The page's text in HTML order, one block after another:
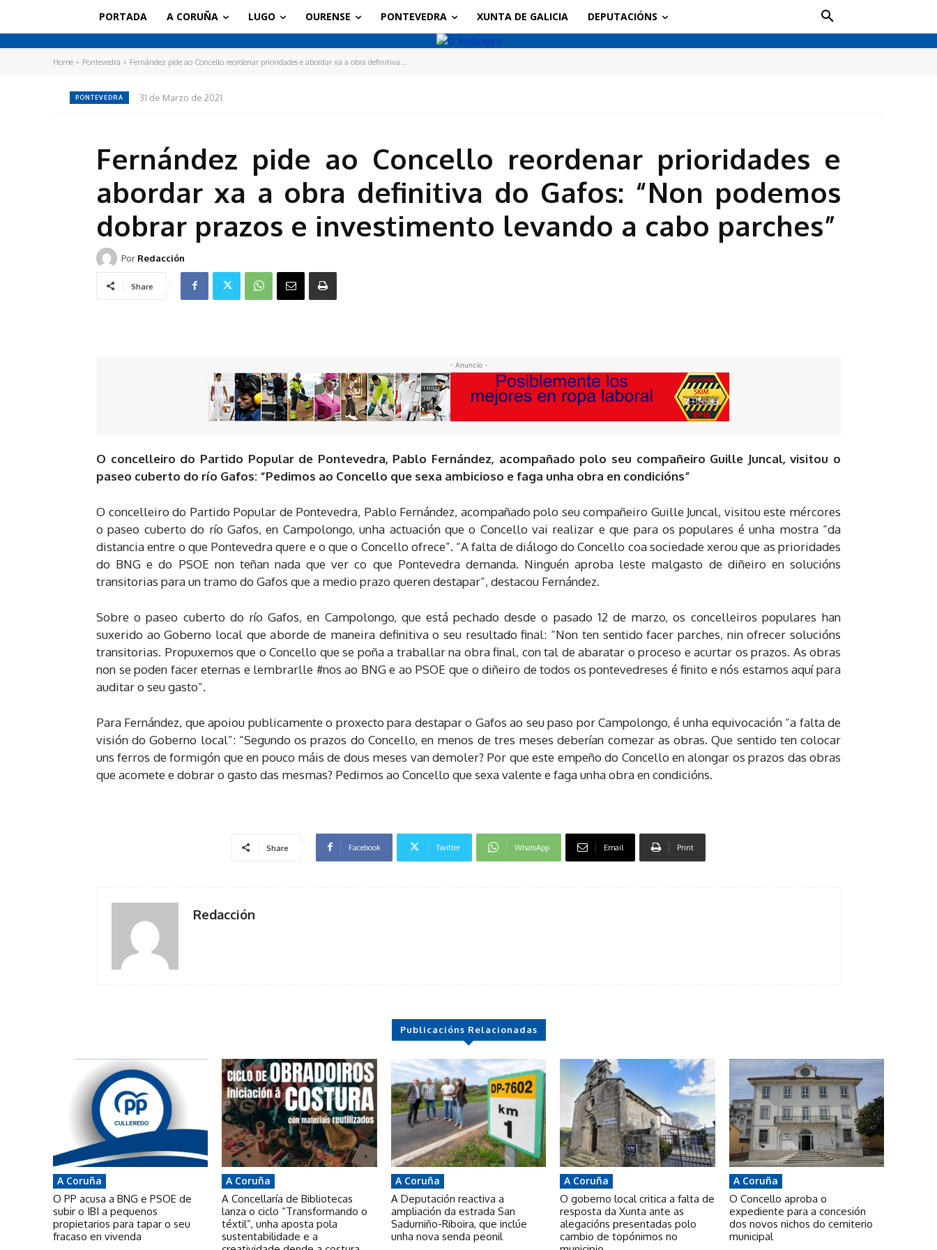
PORTADA A CORUÑA LUGO OURENSE PONTEVEDRA XUNTA DE GALICIA DEPUTACIÓNS
Home Pontevedra Fernández pide ao Concello reordenar prioridades e abordar xa a obra definitiva...
PONTEVEDRA 31 de Marzo de 2021
Fernández pide ao Concello reordenar prioridades e
abordar xa a obra definitiva do Gafos: “Non podemos
dobrar prazos e investimento levando a cabo parches”
Por Redacción
Share
- Anuncio -
O concelleiro do Partido Popular de Pontevedra, Pablo Fernández, acompañado polo seu compañeiro Guille Juncal, visitou o
paseo cuberto do río Gafos: “Pedimos ao Concello que sexa ambicioso e faga unha obra en condicións”
O concelleiro do Partido Popular de Pontevedra, Pablo Fernández, acompañado polo seu compañeiro Guille Juncal, visitou este mércores
o paseo cuberto do río Gafos, en Campolongo, unha actuación que o Concello vai realizar e que para os populares é unha mostra “da
distancia entre o que Pontevedra quere e o que o Concello ofrece”. “A falta de diálogo do Concello coa sociedade xerou que as prioridades
do BNG e do PSOE non teñan nada que ver co que Pontevedra demanda. Ninguén aproba leste malgasto de diñeiro en solucións
transitorias para un tramo do Gafos que a medio prazo queren destapar”, destacou Fernández.
Sobre o paseo cuberto do río Gafos, en Campolongo, que está pechado desde o pasado 12 de marzo, os concelleiros populares han
suxerido ao Goberno local que aborde de maneira definitiva o seu resultado final: “Non ten sentido facer parches, nin ofrecer solucións
transitorias. Propuxemos que o Concello que se poña a traballar na obra final, con tal de abaratar o proceso e acurtar os prazos. As obras
non se poden facer eternas e lembrarlle #nos ao BNG e ao PSOE que o diñeiro de todos os pontevedreses é finito e nós estamos aquí para
auditar o seu gasto”.
Para Fernández, que apoiou publicamente o proxecto para destapar o Gafos ao seu paso por Campolongo, é unha equivocación “a falta de
visión do Goberno local”: “Segundo os prazos do Concello, en menos de tres meses deberían comezar as obras. Que sentido ten colocar
uns ferros de formigón que en pouco máis de dous meses van demoler? Por que este empeño do Concello en alongar os prazos das obras
que acomete e dobrar o gasto das mesmas? Pedimos ao Concello que sexa valente e faga unha obra en condicións.
Share Facebook Twitter WhatsApp Email Print
Redacción
Publicacións Relacionadas
A Coruña
O PP acusa a BNG e PSOE de
subir o IBI a pequenos
propietarios para tapar o seu
fracaso en vivenda
A Coruña
A Concellaría de Bibliotecas
lanza o ciclo “Transformando o
téxtil”, unha aposta pola
sustentabilidade e a
A Coruña
A Deputación reactiva a
ampliación da estrada San
Sadurniño-Riboira, que inclúe
unha nova senda peonil
A Coruña
O goberno local critica a falta de
resposta da Xunta ante as
alegacións presentadas polo
cambio de topónimos no
A Coruña
O Concello aproba o
expediente para a concesión
dos novos nichos do cemiterio
municipal